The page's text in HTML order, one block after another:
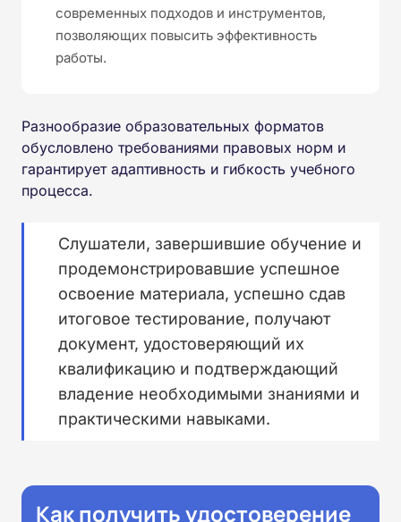
современных подходов и инструментов,
позволяющих повысить эффективность
работы.
Разнообразие образовательных форматов
обусловлено требованиями правовых норм и
гарантирует адаптивность и гибкость учебного
процесса.
Слушатели, завершившие обучение и
продемонстрировавшие успешное
освоение материала, успешно сдав
итоговое тестирование, получают
документ, удостоверяющий их
квалификацию и подтверждающий
владение необходимыми знаниями и
практическими навыками.
Как получить удостоверение